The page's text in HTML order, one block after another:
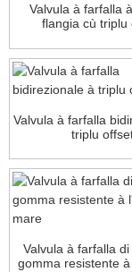
Valvula à farfalla
flangia cù triplu
Valvula à farfalla
triplu
Valvula à farfalla
gomma resistente